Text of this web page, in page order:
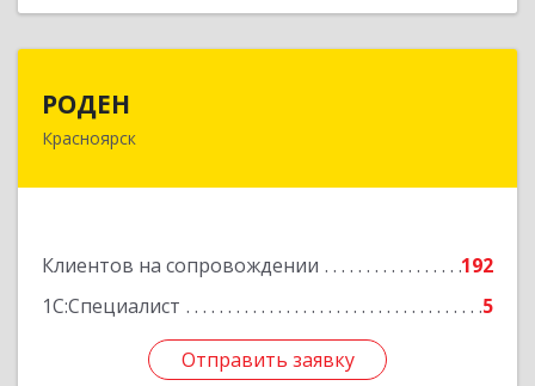
РОДЕН
Красноярск
Клиентов на сопровождении
192
1С:Специалист
5
Отправить заявку
660064, Красноярский край, Красноярск г, им
Отправить заявку